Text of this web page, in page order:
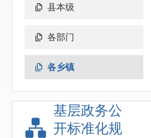
县本级
各部门
各乡镇
基层政务公
开标准化规